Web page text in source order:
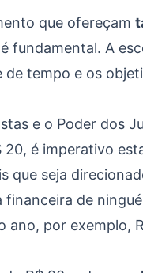
que ofereçam
é fundamental. A
tempo e os
e o Poder dos
é imperativo
que seja
de
ano, por exemplo,